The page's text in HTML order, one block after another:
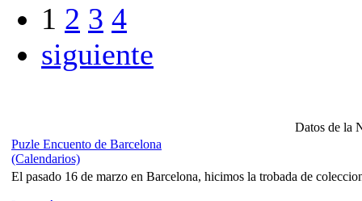
1 2 3 4
siguiente
Datos de la
Puzle Encuento de Barcelona
(Calendarios)
El pasado 16 de marzo en Barcelona, hicimos la trobada de